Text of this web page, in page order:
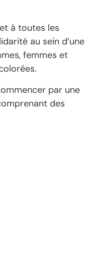
à toutes les
au sein d’une
femmes et
par une
des